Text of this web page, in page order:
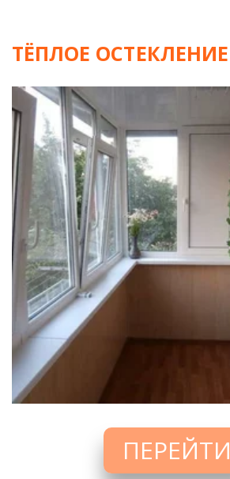
ТЁПЛОЕ ОСТЕКЛЕНИЕ
ПЕРЕЙТИ